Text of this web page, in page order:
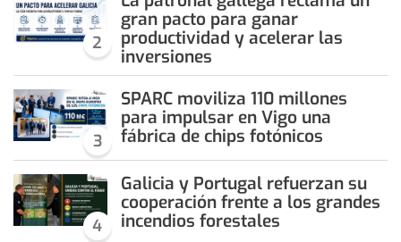
2
gran pacto para ganar
productividad y acelerar las
inversiones
3
SPARC moviliza 110 millones
para impulsar en Vigo una
fábrica de chips fotónicos
4
Galicia y Portugal refuerzan su
cooperación frente a los grandes
incendios forestales